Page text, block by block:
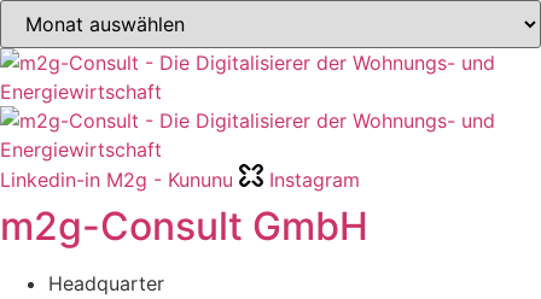
Linkedin-in M2g - Kununu Instagram
m2g-Consult GmbH
Headquarter